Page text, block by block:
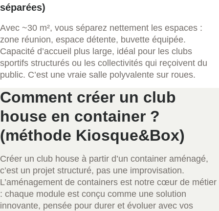
séparées)
Avec ~30 m², vous séparez nettement les espaces :
zone réunion, espace détente, buvette équipée.
Capacité d’accueil plus large, idéal pour les clubs
sportifs structurés ou les collectivités qui reçoivent du
public. C’est une vraie salle polyvalente sur roues.
Comment créer un club
house en container ?
(méthode Kiosque&Box)
Créer un club house à partir d’un container aménagé,
c’est un projet structuré, pas une improvisation.
L’aménagement de containers est notre cœur de métier
: chaque module est conçu comme une solution
innovante, pensée pour durer et évoluer avec vos